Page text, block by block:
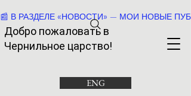
Добро пожаловать в
Чернильное царство!
ENG
📰 В РАЗДЕЛЕ «НОВОСТИ» — МОИ НОВЫЕ